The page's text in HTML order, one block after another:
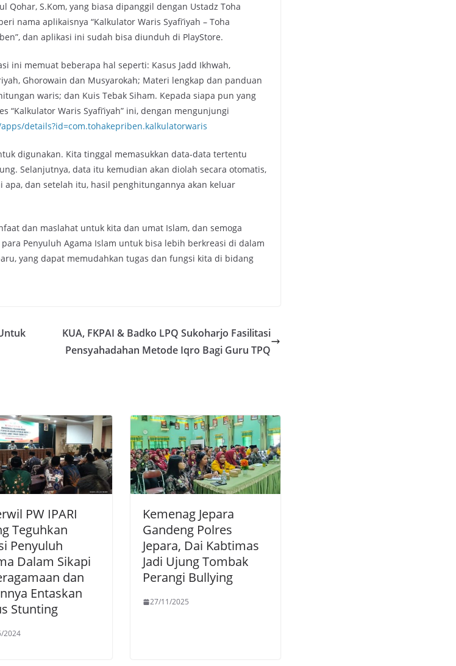
Qohar, S.Kom, yang biasa dipanggil dengan Ustadz Toha
nama aplikaisnya “Kalkulator Waris Syafi’iyah – Toha
dan aplikasi ini sudah bisa diunduh di PlayStore.
ini memuat beberapa hal seperti: Kasus Jadd Ikhwah,
Ghorowain dan Musyarokah; Materi lengkap dan panduan
waris; dan Kuis Tebak Siham. Kepada siapa pun yang
Waris Syafi’iyah” ini, dengan mengunjungi
details?id=com.tohakepriben.kalkulatorwaris
digunakan. Kita tinggal memasukkan data-data tertentu
Selanjutnya, data itu kemudian akan diolah secara otomatis,
dan setelah itu, hasil penghitungannya akan keluar
dan maslahat untuk kita dan umat Islam, dan semoga
Penyuluh Agama Islam untuk bisa lebih berkreasi di dalam
yang dapat memudahkan tugas dan fungsi kita di bidang
KUA, FKPAI & Badko LPQ Sukoharjo Fasilitasi
Pensyahadahan Metode Iqro Bagi Guru TPQ
PW IPARI
Teguhkan
Penyuluh
Dalam Sikapi
dan
Entaskan
Stunting
2024
Kemenag Jepara
Gandeng Polres
Jepara, Dai Kabtimas
Jadi Ujung Tombak
Perangi Bullying
27/11/2025